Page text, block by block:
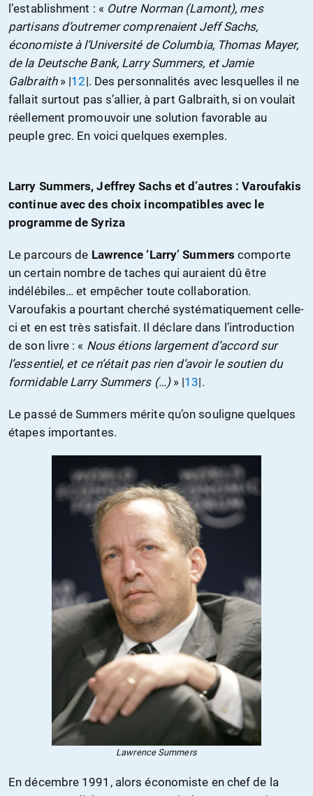
l’establishment : « Outre Norman (Lamont), mes
partisans d’outremer comprenaient Jeff Sachs,
économiste à l’Université de Columbia, Thomas Mayer,
de la Deutsche Bank, Larry Summers, et Jamie
Galbraith» |12|. Des personnalités avec lesquelles il ne
fallait surtout pas s’allier, à part Galbraith, si on voulait
réellement promouvoir une solution favorable au
peuple grec. En voici quelques exemples.
Larry Summers, Jeffrey Sachs et d’autres : Varoufakis
continue avec des choix incompatibles avec le
programme de Syriza
Le parcours de Lawrence ‘Larry’ Summers comporte
un certain nombre de taches qui auraient dû être
indélébiles… et empêcher toute collaboration.
Varoufakis a pourtant cherché systématiquement celle-
ci et en est très satisfait. Il déclare dans l’introduction
de son livre : « Nous étions largement d’accord sur
l’essentiel, et ce n’était pas rien d’avoir le soutien du
formidable Larry Summers (…)» |13|.
Le passé de Summers mérite qu’on souligne quelques
étapes importantes.
Lawrence Summers
En décembre 1991, alors économiste en chef de la